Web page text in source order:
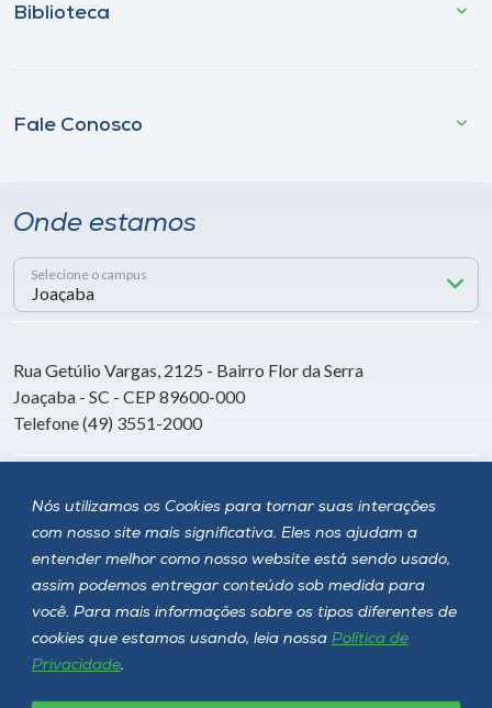
Nós utilizamos os Cookies para tornar suas interações
com nosso site mais significativa. Eles nos ajudam a
entender melhor como nosso website está sendo usado,
assim podemos entregar conteúdo sob medida para
você. Para mais informações sobre os tipos diferentes de
cookies que estamos usando, leia nossa Política de
Privacidade.
Biblioteca
Fale Conosco
Onde estamos
Selecione o campus
Rua Getúlio Vargas, 2125 - Bairro Flor da Serra
Joaçaba - SC - CEP 89600-000
Telefone (49) 3551-2000
Siga a Unoesc